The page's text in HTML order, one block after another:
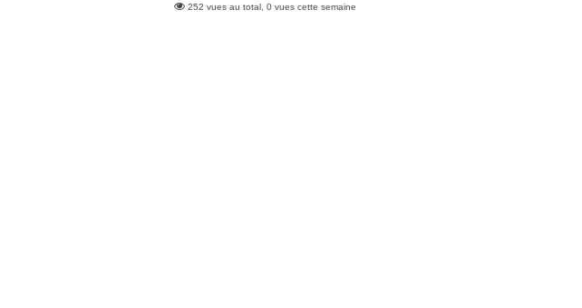
252 vues au total, 0 vues cette semaine